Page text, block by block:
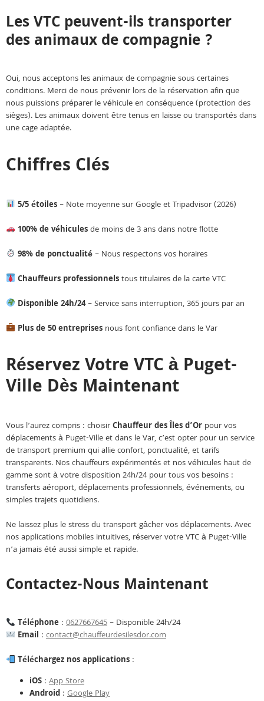
Les VTC peuvent-ils transporter
des animaux de compagnie ?
Oui, nous acceptons les animaux de compagnie sous certaines
conditions. Merci de nous prévenir lors de la réservation afin que
nous puissions préparer le véhicule en conséquence (protection des
sièges). Les animaux doivent être tenus en laisse ou transportés dans
une cage adaptée.
Chiffres Clés
5/5 étoiles– Note moyenne sur Google et Tripadvisor (2026)
100% de véhiculesde moins de 3 ans dans notre flotte
98% de ponctualité– Nous respectons vos horaires
Chauffeurs professionnelstous titulaires de la carte VTC
Disponible 24h/24– Service sans interruption, 365 jours par an
Plus de 50 entreprisesnous font confiance dans le Var
Réservez Votre VTC à Puget-
Ville Dès Maintenant
Vous l’aurez compris : choisirChauffeur des Îles d’Or pour vos
déplacements à Puget-Ville et dans le Var, c’est opter pour un service
de transport premium qui allie confort, ponctualité, et tarifs
transparents. Nos chauffeurs expérimentés et nos véhicules haut de
gamme sont à votre disposition 24h/24 pour tous vos besoins :
transferts aéroport, déplacements professionnels, événements, ou
simples trajets quotidiens.
Ne laissez plus le stress du transport gâcher vos déplacements. Avec
nos applications mobiles intuitives, réserver votre VTC à Puget-Ville
n’a jamais été aussi simple et rapide.
Contactez-Nous Maintenant
Téléphone: 0627667645– Disponible 24h/24
Email : contact@chauffeurdesilesdor.com
Téléchargez nos applications:
iOS : App Store
Android : Google Play